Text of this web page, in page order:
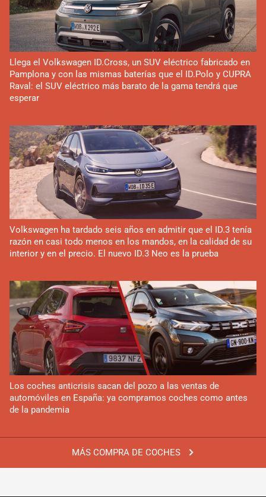
MÁS COMPRA DE COCHES
Llega el Volkswagen ID.Cross, un SUV eléctrico fabricado en
Pamplona y con las mismas baterías que el ID.Polo y CUPRA
Raval: el SUV eléctrico más barato de la gama tendrá que
esperar
Volkswagen ha tardado seis años en admitir que el ID.3 tenía
razón en casi todo menos en los mandos, en la calidad de su
interior y en el precio. El nuevo ID.3 Neo es la prueba
Los coches anticrisis sacan del pozo a las ventas de
automóviles en España: ya compramos coches como antes
de la pandemia